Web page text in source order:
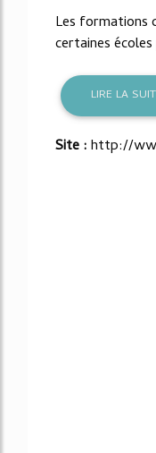
Les formations
certaines
LIRE LA
Site :http://